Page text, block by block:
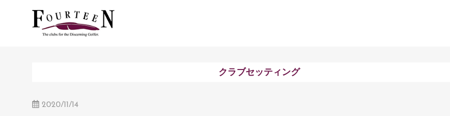
クラブセッティング
2020/11/14